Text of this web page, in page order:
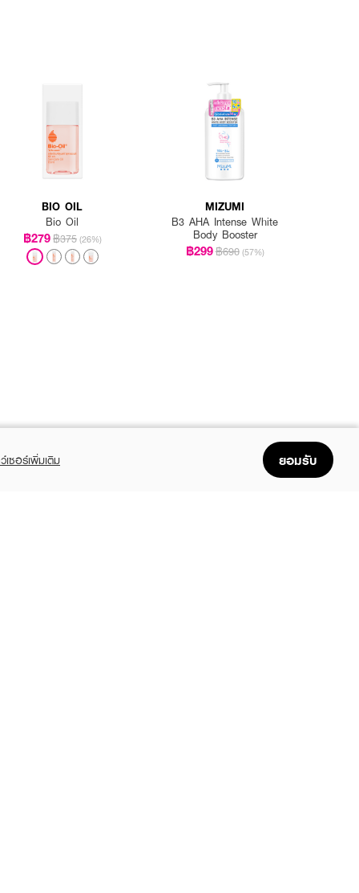
BIO OIL
Bio Oil
฿279฿375 (26%)
MIZUMI
B3 AHA Intense White
Body Booster
฿299฿690 (57%)
เซอร์เพิ่มเติม ยอมรับ